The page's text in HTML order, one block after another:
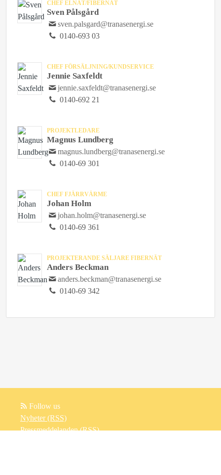
CHEF ELNÄT/FIBERNÄT
Sven Pålsgård
sven.palsgard@tranasenergi.se
0140-693 03
CHEF FÖRSÄLJNING/KUNDSERVICE
Jennie Saxfeldt
jennie.saxfeldt@tranasenergi.se
0140-692 21
PROJEKTLEDARE
Magnus Lundberg
magnus.lundberg@tranasenergi.se
0140-69 301
CHEF FJÄRRVÄRME
Johan Holm
johan.holm@tranasenergi.se
0140-69 361
PROJEKTERANDE SÄLJARE FIBERNÄT
Anders Beckman
anders.beckman@tranasenergi.se
0140-69 342
Follow us
Nyheter (RSS)
Pressmeddelanden (RSS)